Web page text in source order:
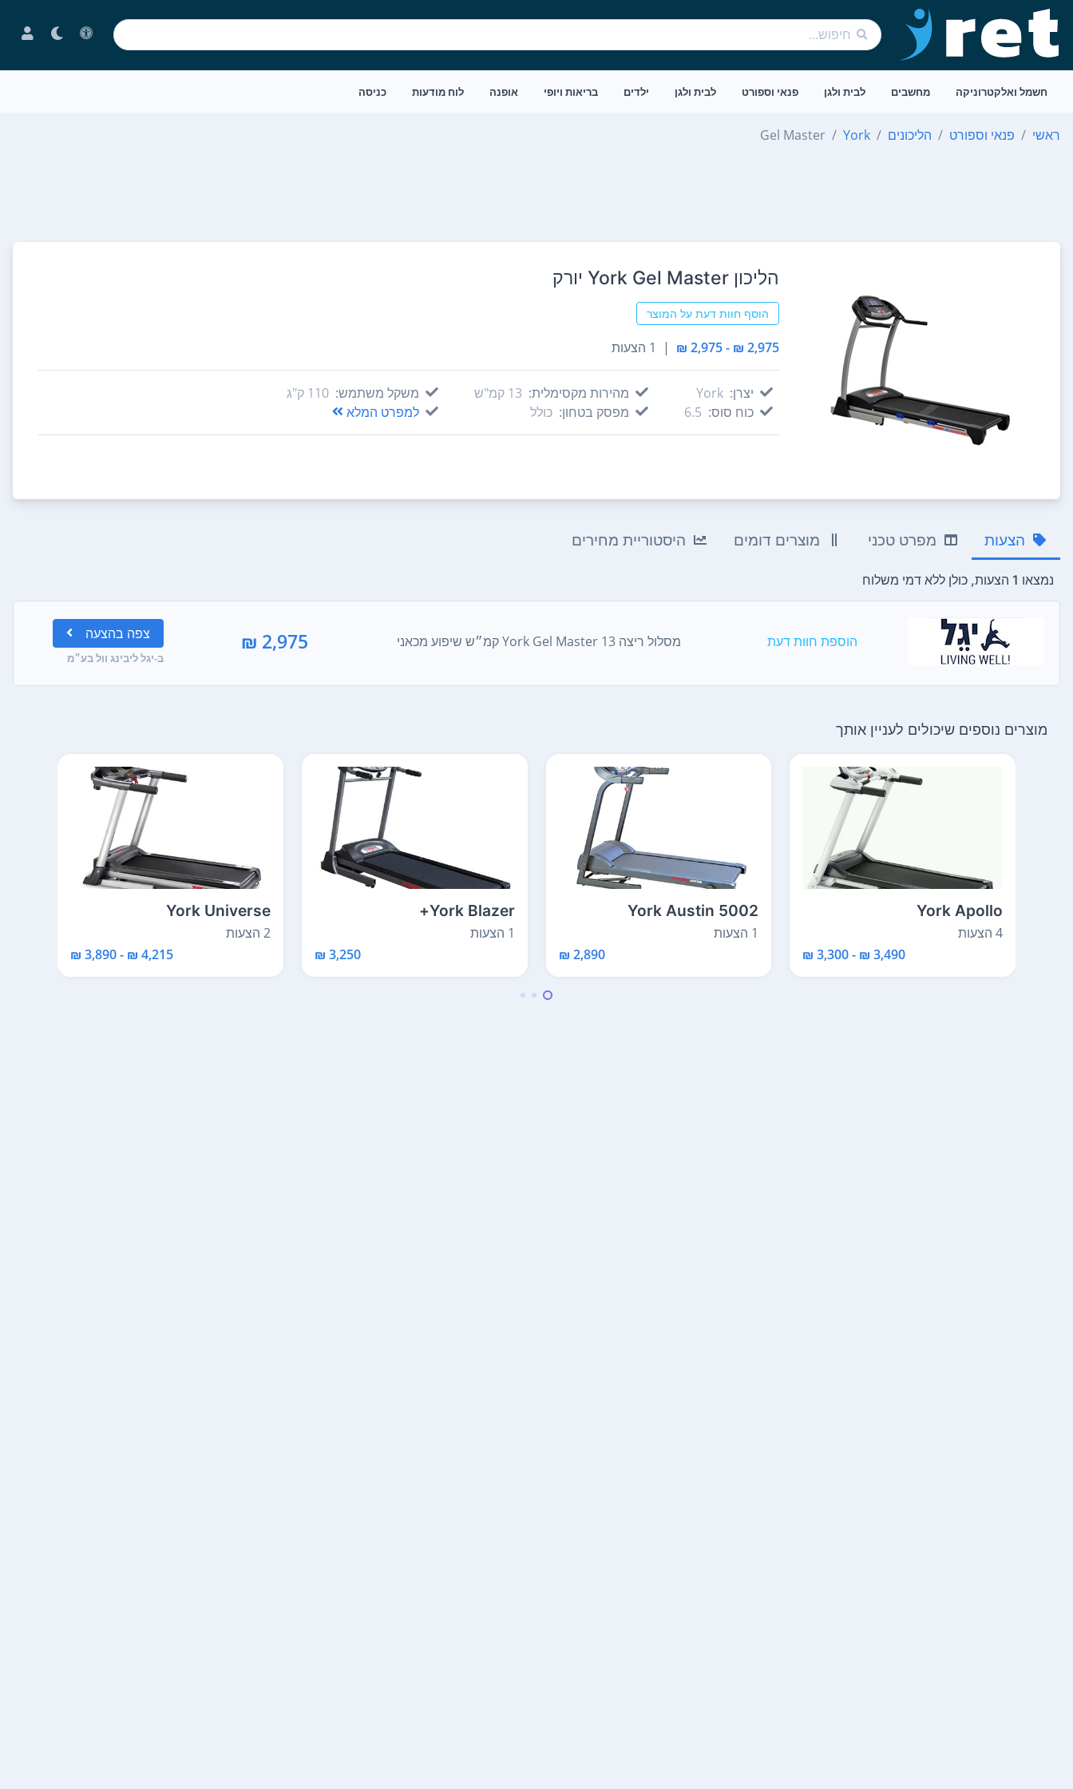
חשמל ואלקטרוניקה מחשבים לבית ולגן פנאי וספורט לבית ולגן ילדים בריאות ויופי אופנה לוח מודעות כניסה
ראשי פנאי וספורט הליכונים York
Gel Master
הליכון York Gel Master יורק
הוסף חוות דעת על המוצר
2,975 ₪ - 2,975 ₪
| 1 הצעות
יצרן: York
כוח סוס: 6.5
מהירות מקסימלית: 13‏ קמ"ש
מפסק בטחון: כולל
משקל משתמש: 110‏ ק"ג
למפרט המלא
הצעות מפרט טכני מוצרים דומים היסטוריית מחירים
נמצאו 1 הצעות, כולן ללא דמי משלוח
הוספת חוות דעת מסלול ריצה York Gel Master 13 קמ״ש שיפוע מכאני 2,975 ₪ צפה בהצעה
ב-יגל ליבינג וול בע״מ
מוצרים נוספים שיכולים לעניין אותך
York Apollo
4 הצעות
3,490 ₪ - 3,300 ₪
York Austin 5002
1 הצעות
2,890 ₪
York Blazer+
1 הצעות
3,250 ₪
York Universe
2 הצעות
4,215 ₪ - 3,890 ₪